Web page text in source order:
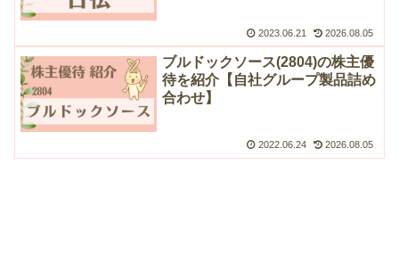
2023.06.21 2026.08.05
ブルドックソース(2804)の株主優
待を紹介【自社グループ製品詰め
合わせ】
2022.06.24 2026.08.05